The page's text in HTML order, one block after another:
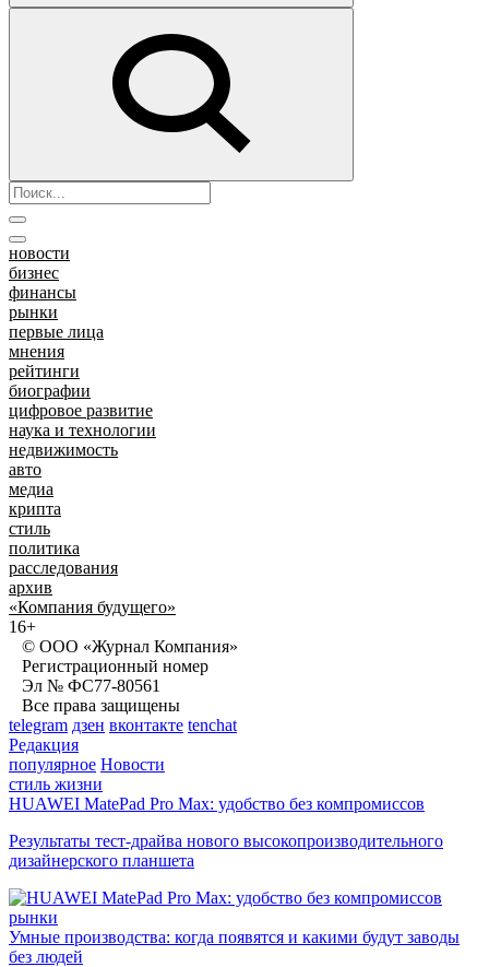
новости
бизнес
финансы
рынки
первые лица
мнения
рейтинги
биографии
цифровое развитие
наука и технологии
недвижимость
авто
медиа
крипта
стиль
политика
расследования
архив
«Компания будущего»
16+
© ООО «Журнал Компания»
Регистрационный номер
Эл № ФС77-80561
Все права защищены
telegram дзен вконтакте tenchat
Редакция
популярное Новости
стиль жизни
HUAWEI MatePad Pro Max: удобство без компромиссов
Результаты тест-драйва нового высокопроизводительного
дизайнерского планшета
рынки
Умные производства: когда появятся и какими будут заводы
без людей